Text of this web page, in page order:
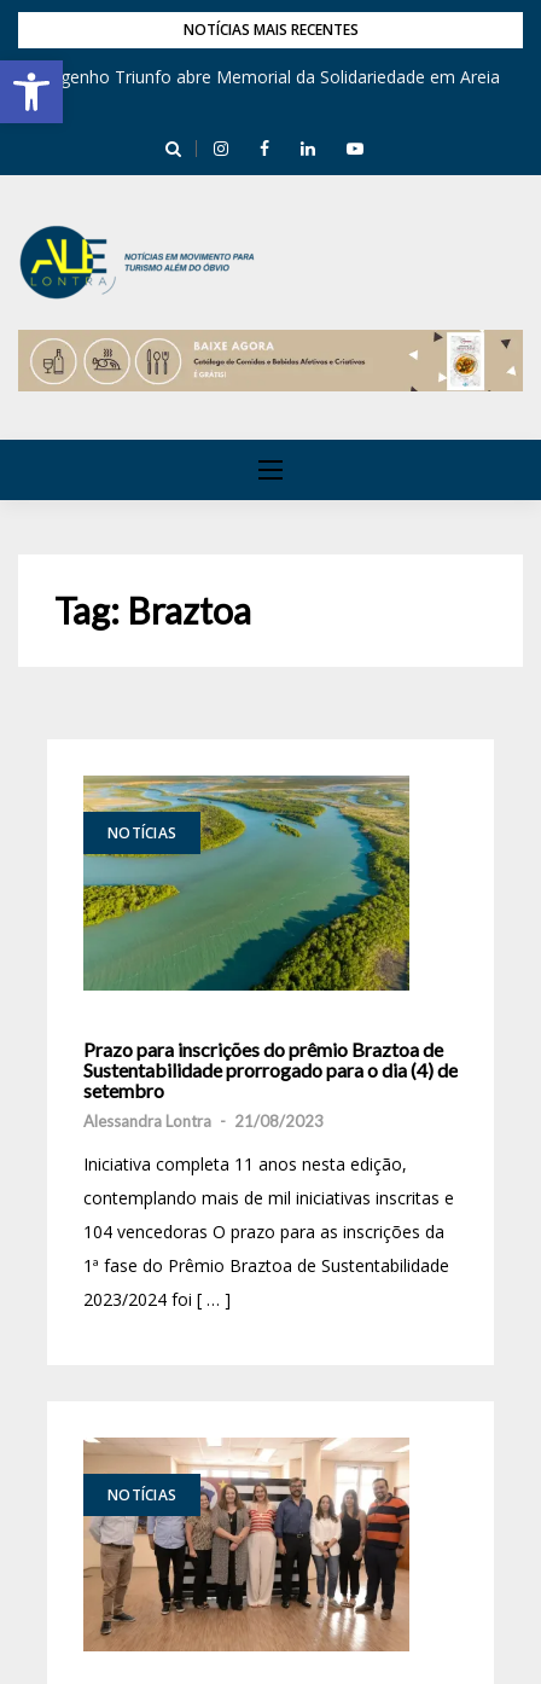
Barra de Ferramentas Aberta
NOTÍCIAS MAIS RECENTES
Engenho Triunfo abre Memorial da Solidariedade em Areia
Tag: Braztoa
NOTÍCIAS
Prazo para inscrições do prêmio Braztoa de
Sustentabilidade prorrogado para o dia (4) de
setembro
Alessandra Lontra - 21/08/2023
Iniciativa completa 11 anos nesta edição,
contemplando mais de mil iniciativas inscritas e
104 vencedoras O prazo para as inscrições da
1ª fase do Prêmio Braztoa de Sustentabilidade
2023/2024 foi [ … ]
NOTÍCIAS